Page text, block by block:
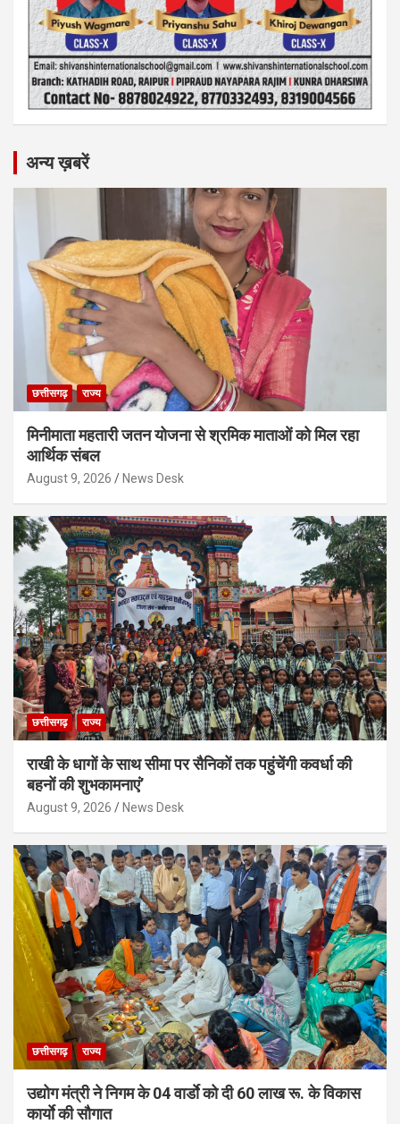
अन्य ख़बरें
छत्तीसगढ़ राज्य
मिनीमाता महतारी जतन योजना से श्रमिक माताओं को मिल रहा
आर्थिक संबल
August 9, 2026 News Desk
छत्तीसगढ़ राज्य
राखी के धागों के साथ सीमा पर सैनिकों तक पहुंचेंगी कवर्धा की
बहनों की शुभकामनाएं’
August 9, 2026 News Desk
छत्तीसगढ़ राज्य
उद्योग मंत्री ने निगम के 04 वार्डाे को दी 60 लाख रू. के विकास
कार्याे की सौगात